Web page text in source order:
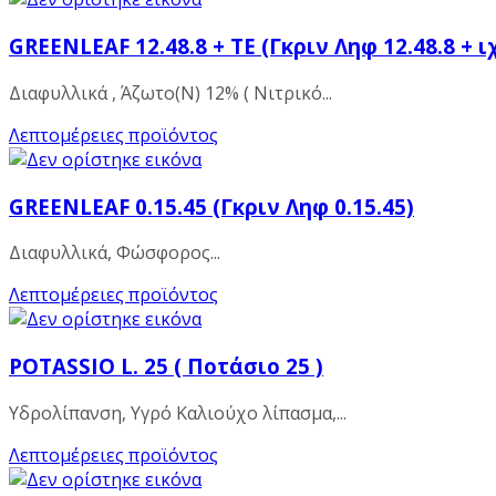
GREENLEAF 12.48.8 + TE (Γκριν Ληφ 12.48.8 +
Διαφυλλικά , Άζωτο(Ν) 12% ( Νιτρικό...
Λεπτομέρειες προϊόντος
GREENLEAF 0.15.45 (Γκριν Ληφ 0.15.45)
Διαφυλλικά, Φώσφορος...
Λεπτομέρειες προϊόντος
POTASSIO L. 25 ( Ποτάσιο 25 )
Υδρολίπανση, Υγρό Καλιούχο λίπασμα,...
Λεπτομέρειες προϊόντος